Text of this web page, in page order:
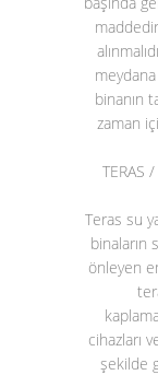
binanın
zaman
TERAS
Teras su
binaların
önleyen
cihazları
şekilde